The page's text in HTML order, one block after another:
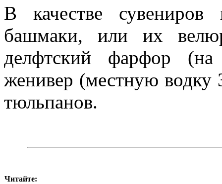
В качестве
башмаки, или их
делфтский фарфор
женивер (местную водку
тюльпанов.
Читайте: